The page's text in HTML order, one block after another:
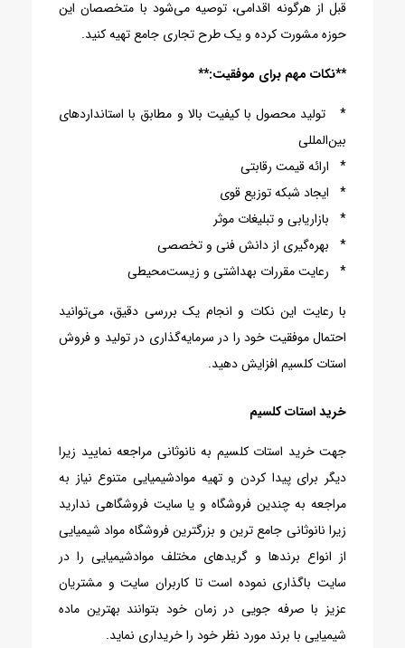
قبل از هرگونه اقدامی، توصیه می‌شود با متخصصان این
حوزه مشورت کرده و یک طرح تجاری جامع تهیه کنید.
**نکات مهم برای موفقیت:**
* تولید محصول با کیفیت بالا و مطابق با استانداردهای
بین‌المللی
* ارائه قیمت رقابتی
* ایجاد شبکه توزیع قوی
* بازاریابی و تبلیغات موثر
* بهره‌گیری از دانش فنی و تخصصی
* رعایت مقررات بهداشتی و زیست‌محیطی
با رعایت این نکات و انجام یک بررسی دقیق، می‌توانید
احتمال موفقیت خود را در سرمایه‌گذاری در تولید و فروش
استات کلسیم افزایش دهید.
خرید استات کلسیم
جهت خرید استات کلسیم به نانوثانی مراجعه نمایید زیرا
دیگر برای پیدا کردن و تهیه موادشیمیایی متنوع نیاز به
مراجعه به چندین فروشگاه و یا سایت فروشگاهی ندارید
زیرا نانوثانی جامع ترین و بزرگترین فروشگاه مواد شیمیایی
از انواع برندها و گریدهای مختلف موادشیمیایی را در
سایت باگذاری نموده است تا کاربران سایت و مشتریان
عزیز با صرفه جویی در زمان خود بتوانند بهترین ماده
شیمیایی با برند مورد نظر خود را خریداری نماید.